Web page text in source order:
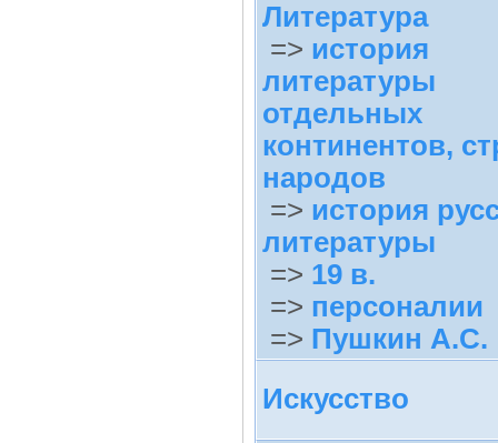
Литература
=> история
литературы
отдельных
континентов,
народов
=> история
литературы
=> 19 в.
=> персоналии
=> Пушкин А.С.
Искусство